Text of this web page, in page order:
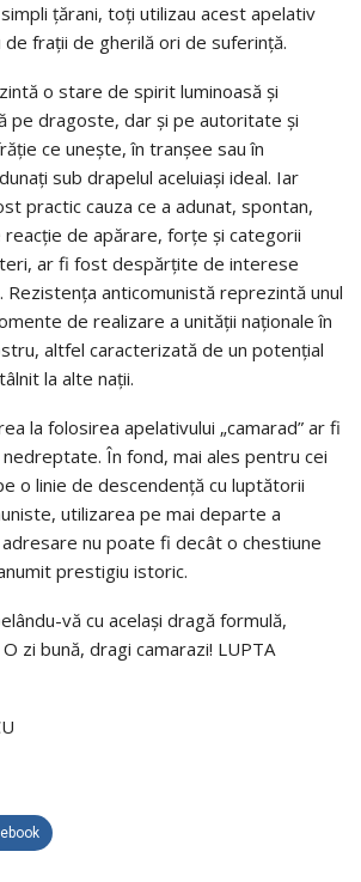
ţărani, toţi utilizau acest apelativ
de fraţii de gherilă ori de suferinţă.
o stare de spirit luminoasă şi
pe dragoste, dar şi pe autoritate şi
ce uneşte, în tranşee sau în
sub drapelul aceluiaşi ideal. Iar
practic cauza ce a adunat, spontan,
de apărare, forţe şi categorii
ar fi fost despărţite de interese
anticomunistă reprezintă unul
de realizare a unităţii naţionale în
altfel caracterizată de un potenţial
la alte naţii.
la folosirea apelativului „camarad” ar fi
În fond, mai ales pentru cei
o linie de descendenţă cu luptătorii
utilizarea pe mai departe a
nu poate fi decât o chestiune
prestigiu istoric.
vă cu acelaşi dragă formulă,
zi bună, dragi camarazi! LUPTA